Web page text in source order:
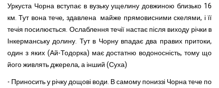
Уркуста Чорна вступає в вузьку ущелину довжиною близько 16
км. Тут вона тече, здавлена майже прямовисними скелями, і її
течія посилюється. Ослаблення течії настає після виходу річки в
Інкерманську долину. Тут в Чорну впадає два правих притоки,
один з яких (Ай-Тодорка) має достатню водоносність, тому що
його живлять джерела, а інший (Суха)
- Приносить у річку дощові води. В самому пониззі Чорна тече по